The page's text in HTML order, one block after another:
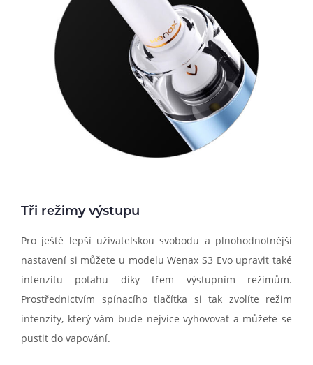
Tři režimy výstupu
Pro ještě lepší uživatelskou svobodu a plnohodnotnější
nastavení si můžete u modelu Wenax S3 Evo upravit také
intenzitu potahu díky třem výstupním režimům.
Prostřednictvím spínacího tlačítka si tak zvolíte režim
intenzity, který vám bude nejvíce vyhovovat a můžete se
pustit do vapování.